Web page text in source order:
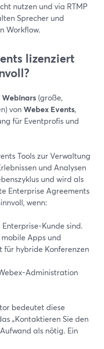
nutzen und via RTMP
Sprecher und
Workflow.
lizenziert
(große,
vonWebex Events,
für Eventprofis und
Tools zur Verwaltung
und Analysen
und wird als
Enterprise Agreements
wenn:
Kunde sind.
Apps und
für hybride Konferenzen
Administration
bedeutet diese
„Kontaktieren Sie den
als nötig. Ein